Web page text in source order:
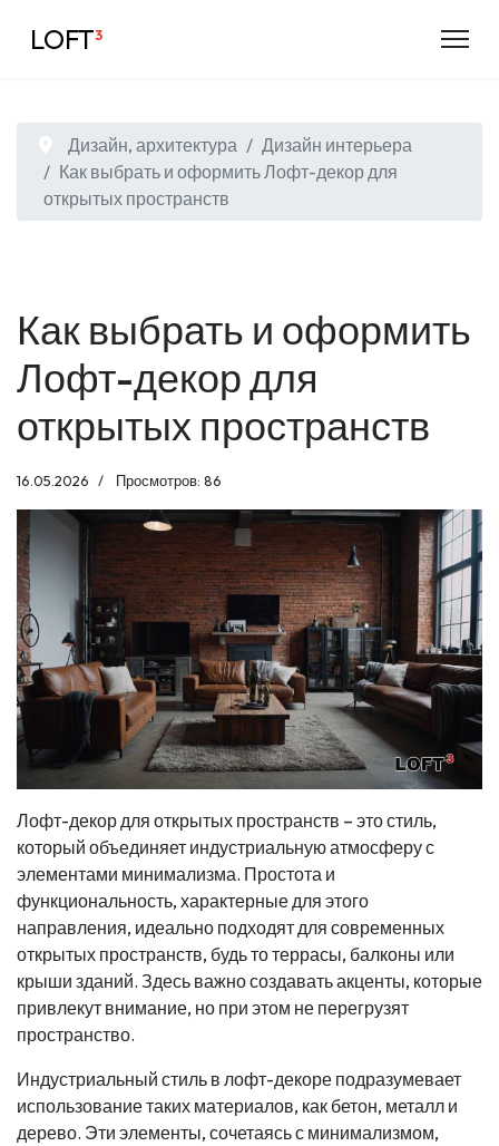
LOFT³
Дизайн, архитектура
Дизайн интерьера
Как выбрать и оформить Лофт-декор для
открытых пространств
Как выбрать и оформить
Лофт-декор для
открытых пространств
16.05.2026 Просмотров: 86
Лофт-декор для открытых пространств – это стиль,
который объединяет индустриальную атмосферу с
элементами минимализма. Простота и
функциональность, характерные для этого
направления, идеально подходят для современных
открытых пространств, будь то террасы, балконы или
крыши зданий. Здесь важно создавать акценты, которые
привлекут внимание, но при этом не перегрузят
пространство.
Индустриальный стиль в лофт-декоре подразумевает
использование таких материалов, как бетон, металл и
дерево. Эти элементы, сочетаясь с минимализмом,